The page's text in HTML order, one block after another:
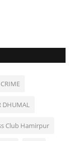
CRIME
DHUMAL
Club Hamirpur